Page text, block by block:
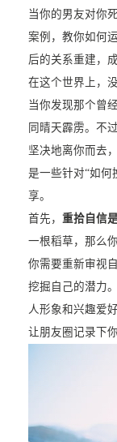
当你的男友对你
案例，教你如何
后的关系重建，
在这个世界上，
当你发现那个曾
同晴天霹雳。不
坚决地离你而去
是一些针对“如何
享。
首先， 重拾自信
一根稻草，那么
你需要重新审视
挖掘自己的潜力
人形象和兴趣爱
让朋友圈记录下